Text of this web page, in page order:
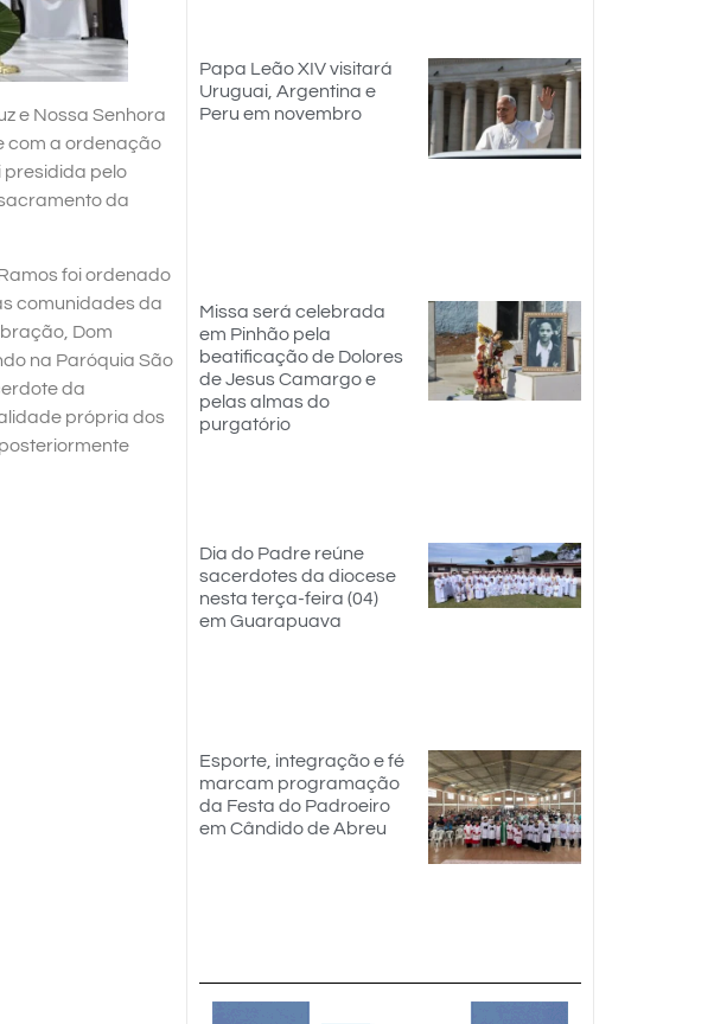
e Nossa Senhora
com a ordenação
presidida pelo
da
foi ordenado
comunidades da
Dom
na Paróquia São
da
própria dos
Papa Leão XIV visitará
Uruguai, Argentina e
Peru em novembro
Missa será celebrada
em Pinhão pela
beatificação de Dolores
de Jesus Camargo e
pelas almas do
purgatório
Dia do Padre reúne
sacerdotes da diocese
nesta terça-feira (04)
em Guarapuava
Esporte, integração e fé
marcam programação
da Festa do Padroeiro
em Cândido de Abreu